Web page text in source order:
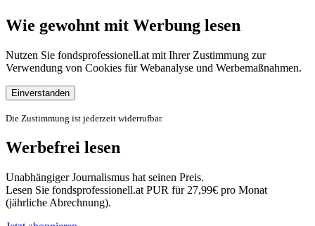
Wie gewohnt mit Werbung lesen
Nutzen Sie fondsprofessionell.at mit Ihrer Zustimmung zur
Verwendung von Cookies für Webanalyse und Werbemaßnahmen.
Einverstanden
Die Zustimmung ist jederzeit widerrufbar.
Werbefrei lesen
Unabhängiger Journalismus hat seinen Preis.
Lesen Sie fondsprofessionell.at PUR für 27,99€ pro Monat
(jährliche Abrechnung).